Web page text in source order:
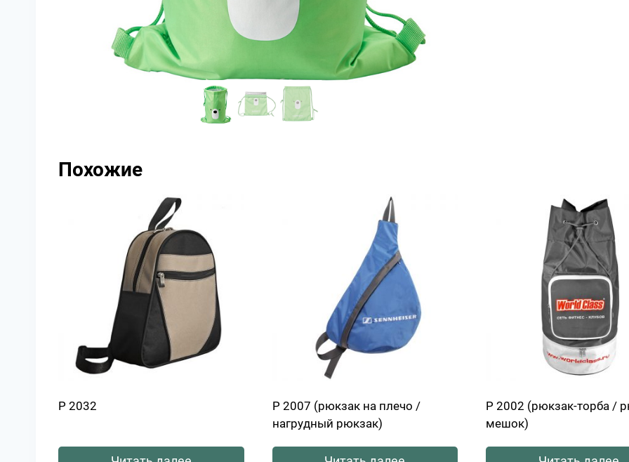
Похожие
Р 2032
Р 2007 (рюкзак на плечо /
нагрудный рюкзак)
Р 2002 (рюкзак-торба /
мешок)